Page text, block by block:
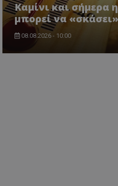
Καμίνι και σήμερα
μπορεί να
08.08.2026 - 10:00